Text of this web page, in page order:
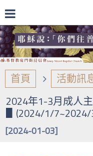
首頁 活動訊
2024年1-3月成人
▋(2024/1/7~2024/
[2024-01-03]